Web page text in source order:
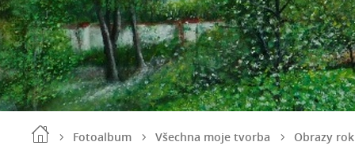
Fotoalbum Všechna moje tvorba Obrazy